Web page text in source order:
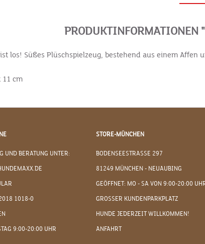
PRODUKTINFORMATIONEN
los! Süßes Plüschspielzeug, bestehend aus einem
11 cm
UND BERATUNG UNTER:
1018-0
9:00-20:00 UHR
STORE-MÜNCHEN
BODENSEESTRASSE 297
81249 MÜNCHEN - NEUAUBING
GEÖFFNET: MO - SA VON 9:00-20:00
GROSSER KUNDENPARKPLATZ
HUNDE JEDERZEIT WILLKOMMEN!
ANFAHRT